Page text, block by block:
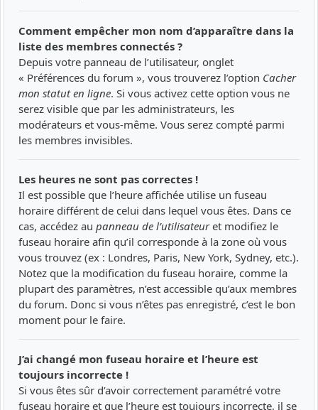
Comment empêcher mon nom d’apparaître dans la
liste des membres connectés ?
Depuis votre panneau de l’utilisateur, onglet
« Préférences du forum », vous trouverez l’option Cacher
mon statut en ligne. Si vous activez cette option vous ne
serez visible que par les administrateurs, les
modérateurs et vous-même. Vous serez compté parmi
les membres invisibles.
Les heures ne sont pas correctes !
Il est possible que l’heure affichée utilise un fuseau
horaire différent de celui dans lequel vous êtes. Dans ce
cas, accédez au panneau de l’utilisateuret modifiez le
fuseau horaire afin qu’il corresponde à la zone où vous
vous trouvez (ex : Londres, Paris, New York, Sydney, etc.).
Notez que la modification du fuseau horaire, comme la
plupart des paramètres, n’est accessible qu’aux membres
du forum. Donc si vous n’êtes pas enregistré, c’est le bon
moment pour le faire.
J’ai changé mon fuseau horaire et l’heure est
toujours incorrecte !
Si vous êtes sûr d’avoir correctement paramétré votre
fuseau horaire et que l’heure est toujours incorrecte, il se